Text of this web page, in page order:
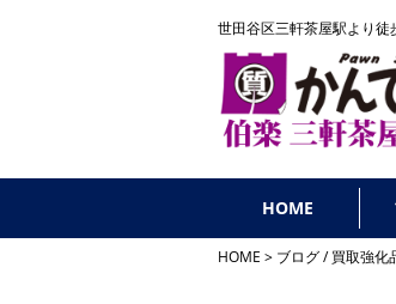
世田谷区三軒茶屋駅より徒
HOME
HOME ブログ/買取強化